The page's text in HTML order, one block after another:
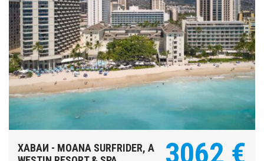
ХАВАИ - MOANA SURFRIDER, A
3062 €